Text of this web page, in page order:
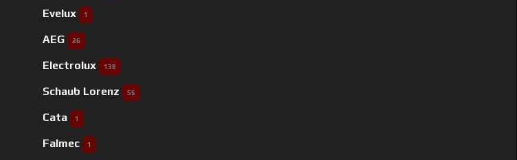
Evelux 1
AEG 26
Electrolux 138
Schaub Lorenz 56
Cata 1
Falmec 1